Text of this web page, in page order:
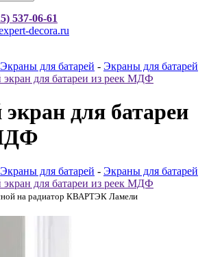
537-06-61
decora.ru
Экраны для батарей - Экраны для батарей
экран для батареи из реек МДФ
для батареи
Экраны для батарей - Экраны для батарей
экран для батареи из реек МДФ
на радиатор КВАРТЭК Ламели